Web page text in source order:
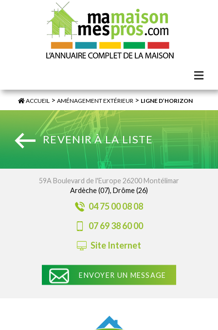
ACCUEIL >AMÉNAGEMENT EXTÉRIEUR > LIGNE D’HORIZON
REVENIR À LA LISTE
59A Boulevard de l'Europe 26200 Montélimar
Ardèche (07), Drôme (26)
04 75 00 08 08
07 69 38 60 00
Site Internet
ENVOYER UN MESSAGE